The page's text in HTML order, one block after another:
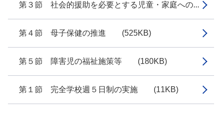
第３節 社会的援助を必要とする児童・家庭への...
第４節 母子保健の推進 (525KB)
第５節 障害児の福祉施策等 (180KB)
第１節 完全学校週５日制の実施 (11KB)